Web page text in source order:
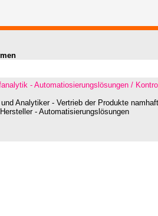
- Automatiosierungslösungen /
Analytiker - Vertrieb der Produkte
- Automatisierungslösungen